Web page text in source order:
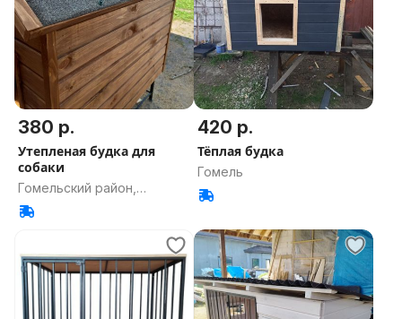
380 р.
Утепленая будка для
собаки
Гомельский район,
Гомельская область
420 р.
Тёплая будка
Гомель